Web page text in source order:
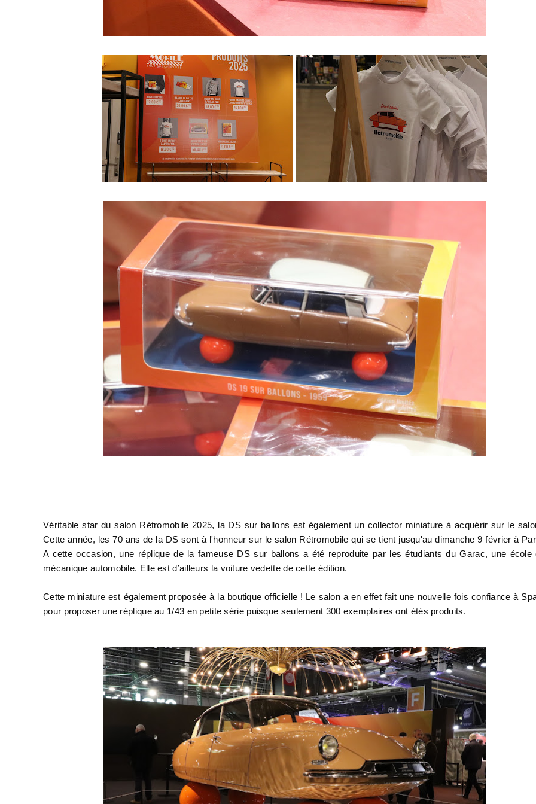
Véritable star du salon Rétromobile 2025, la DS sur ballons est également un collector miniature à acquérir sur le
Cette année, les 70 ans de la DS sont à l'honneur sur le salon Rétromobile qui se tient jusqu'au dimanche 9 février à
A cette occasion, une réplique de la fameuse DS sur ballons a été reproduite par les étudiants du Garac, une école
mécanique automobile. Elle est d’ailleurs la voiture vedette de cette édition.
Cette miniature est également proposée à la boutique officielle ! Le salon a en effet fait une nouvelle fois confiance à
pour proposer une réplique au 1/43 en petite série puisque seulement 300 exemplaires ont étés produits.